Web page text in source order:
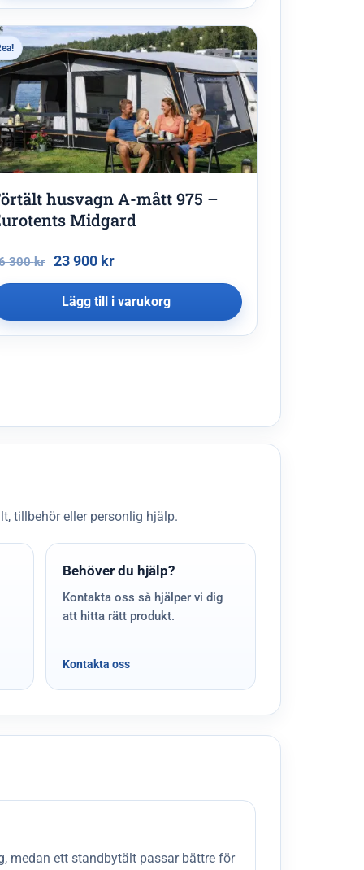
husvagn A-mått 975 –
Midgard
300kr 23 900 kr
Lägg till i varukorg
tillbehör eller personlig hjälp.
Behöver du hjälp?
Kontakta oss så hjälper vi dig
att hitta rätt produkt.
Kontakta oss
medan ett standbytält passar bättre för